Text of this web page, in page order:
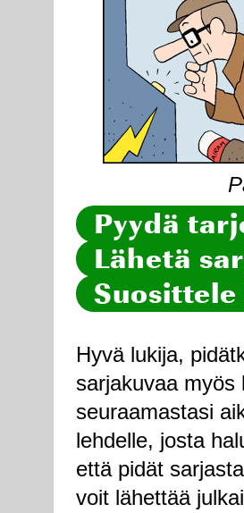
Pyydä
Lähetä
Hyvä lukija,
sarjakuvaa myös
seuraamastasi
lehdelle, josta
että pidät
voit lähettää